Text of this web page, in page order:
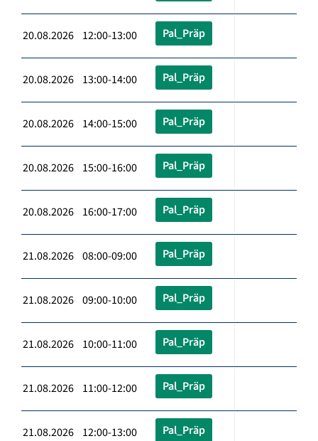
20.08.2026 12:00-13:00 Pal_Präp
20.08.2026 13:00-14:00 Pal_Präp
20.08.2026 14:00-15:00 Pal_Präp
20.08.2026 15:00-16:00 Pal_Präp
20.08.2026 16:00-17:00 Pal_Präp
21.08.2026 08:00-09:00 Pal_Präp
21.08.2026 09:00-10:00 Pal_Präp
21.08.2026 10:00-11:00 Pal_Präp
21.08.2026 11:00-12:00 Pal_Präp
21.08.2026 12:00-13:00 Pal_Präp